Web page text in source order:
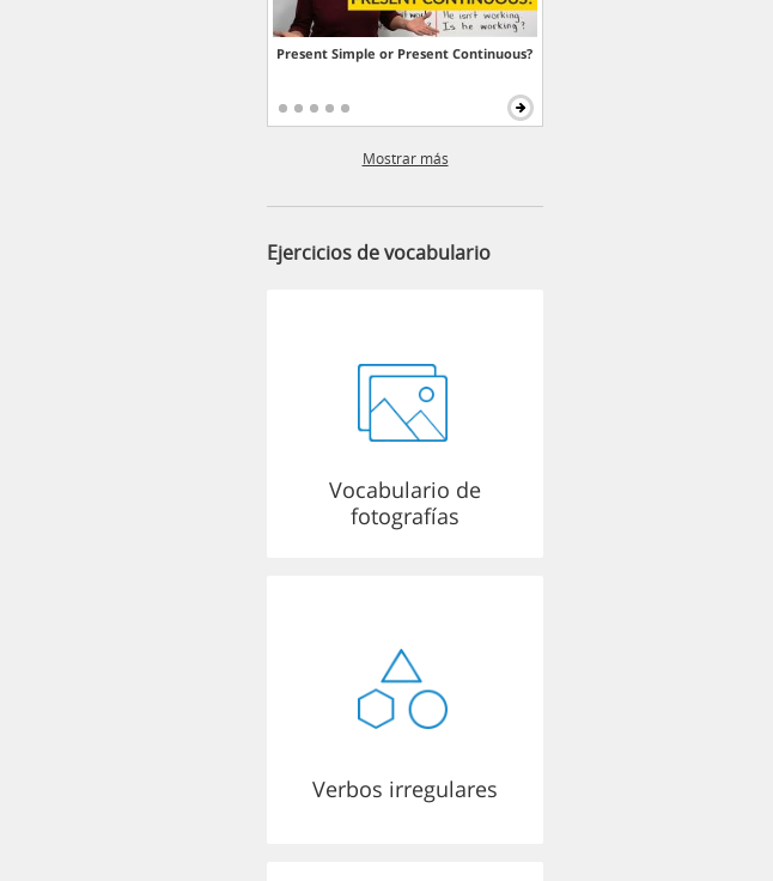
Present Simple or Present Continuous?
Mostrar más
Ejercicios de vocabulario
Vocabulario de
fotografías
Verbos irregulares